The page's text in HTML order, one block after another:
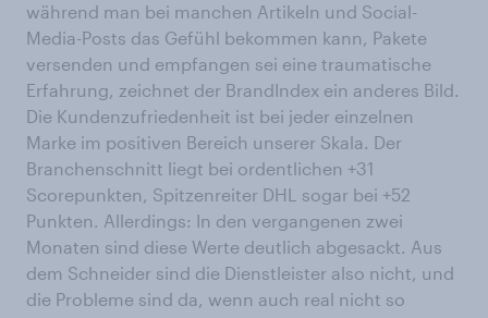
während man bei manchen Artikeln und Social-
Media-Posts das Gefühl bekommen kann, Pakete
versenden und empfangen sei eine traumatische
Erfahrung, zeichnet der BrandIndex ein anderes Bild.
Die Kundenzufriedenheit ist bei jeder einzelnen
Marke im positiven Bereich unserer Skala. Der
Branchenschnitt liegt bei ordentlichen +31
Scorepunkten, Spitzenreiter DHL sogar bei +52
Punkten. Allerdings: In den vergangenen zwei
Monaten sind diese Werte deutlich abgesackt. Aus
dem Schneider sind die Dienstleister also nicht, und
die Probleme sind da, wenn auch real nicht so